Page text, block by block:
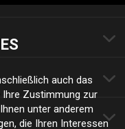
auch das
Ihre Zustimmung zur
unter anderem
die Ihren Interessen